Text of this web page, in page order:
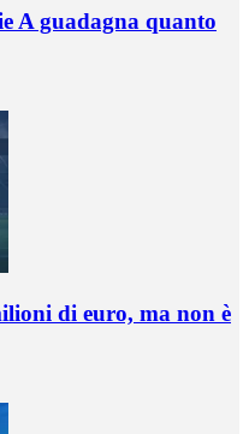
A guadagna quanto
di euro, ma non è